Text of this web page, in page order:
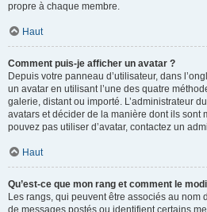
propre à chaque membre.
Haut
Comment puis-je afficher un avatar ?
Depuis votre panneau d’utilisateur, dans
un avatar en utilisant l’une des quatre
galerie, distant ou importé. L’administrateur
avatars et décider de la manière dont ils sont
pouvez pas utiliser d’avatar, contactez un
Haut
Qu’est-ce que mon rang et comment le
Les rangs, qui peuvent être associés au nom
de messages postés ou identifient certains